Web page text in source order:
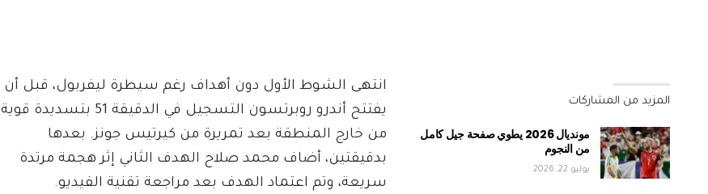
المزيد من المشاركات
مونديال 2026 يطوي صفحة جيل كامل
من النجوم
يوليو 22, 2026
انتهى الشوط الأول دون أهداف رغم سيطرة ليفربول، قبل أن
يفتتح أندرو روبرتسون التسجيل في الدقيقة 51 بتسديدة قوية
من خارج المنطقة بعد تمريرة من كيرتيس جونز. بعدها
بدقيقتين، أضاف محمد صلاح الهدف الثاني إثر هجمة مرتدة
سريعة، وتم اعتماد الهدف بعد مراجعة تقنية الفيديو.